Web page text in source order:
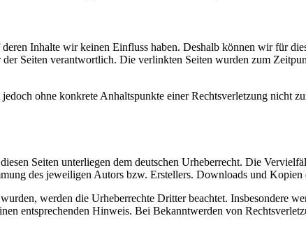
Inhalte wir keinen Einfluss haben. Deshalb können wir für
Seiten verantwortlich. Die verlinkten Seiten wurden zum
ohne konkrete Anhaltspunkte einer Rechtsverletzung nicht
Seiten unterliegen dem deutschen Urheberrecht. Die
des jeweiligen Autors bzw. Erstellers. Downloads und
werden die Urheberrechte Dritter beachtet. Insbesondere
entsprechenden Hinweis. Bei Bekanntwerden von